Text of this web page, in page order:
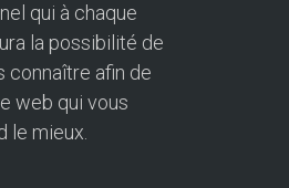
qui à chaque
la possibilité de
connaître afin de
web qui vous
le mieux.